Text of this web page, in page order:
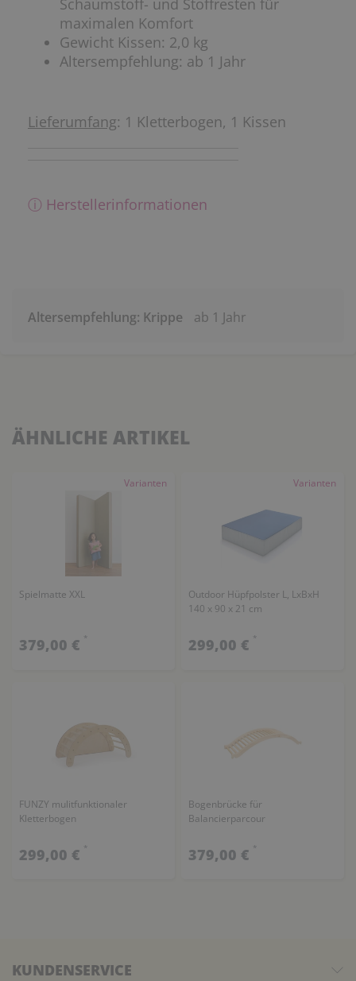
Schaumstoff- und Stoffresten für
maximalen Komfort
Gewicht Kissen: 2,0 kg
Altersempfehlung: ab 1 Jahr
Lieferumfang: 1 Kletterbogen, 1 Kissen
ⓘ Herstellerinformationen
Altersempfehlung: Krippe ab 1 Jahr
ÄHNLICHE ARTIKEL
Varianten
Spielmatte XXL
379,00 € *
Varianten
Outdoor Hüpfpolster L, LxBxH
140 x 90 x 21 cm
299,00 € *
FUNZY mulitfunktionaler
Kletterbogen
299,00 € *
Bogenbrücke für
Balancierparcour
379,00 € *
KUNDENSERVICE